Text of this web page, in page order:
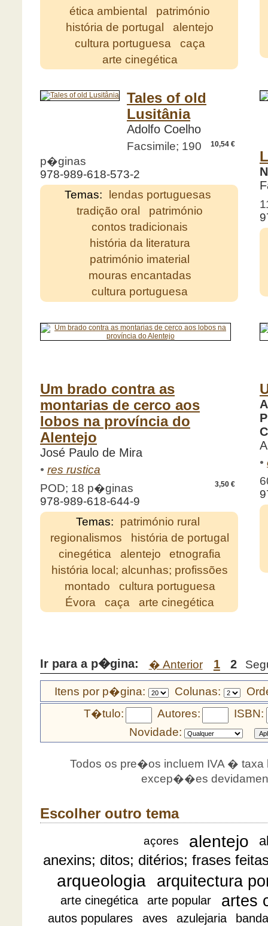
ética ambiental
património
história de portugal
alentejo
cultura portuguesa
caça
arte cinegética
Tales of old
Lusitânia
Adolfo Coelho
10,54 €
Facsimile; 190
p�ginas
978-989-618-573-2
Temas:
lendas portuguesas
tradição oral
património
contos tradicionais
história da literatura
património imaterial
mouras encantadas
cultura portuguesa
Um brado contra as
montarias de cerco aos
lobos na província do
Alentejo
José Paulo de Mira
• res rustica
3,50 €
POD; 18 p�ginas
978-989-618-644-9
Temas:
património rural
regionalismos
história de portugal
cinegética
alentejo
etnografia
história local; alcunhas; profissões
montado
cultura portuguesa
Évora
caça arte cinegética
•
Ir para a p�gina: � Anterior 1 2
Itens por p�gina: Colunas:
T�tulo:
Autores:
ISBN:
Novidade:
Todos os pre�os incluem IVA � taxa
excep��es
Escolher outro tema
açores alentejo
anexins; ditos; ditérios; frases
arqueologia arquitectura
arte cinegética arte popular artes
autos populares aves azulejaria